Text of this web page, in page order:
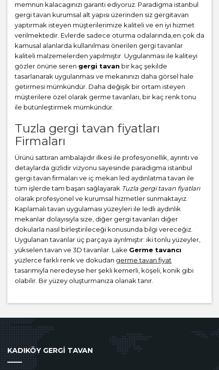
memnun kalacagınızı garanti ediyoruz. Paradigma istanbul
gergi tavan kurumsal alt yapısı üzerinden siz gergitavan
yaptırmak isteyen müşterilerimize kaliteli ve en iyi hizmet
verilmektedir. Evlerde sadece oturma odalarında,en çok da
kamusal alanlarda kullanılması önerilen gergi tavanlar
kaliteli malzemelerden yapılmıştır. Uygulanması ile kaliteyi
gözler önüne seren gergi tavan bir kaç şekilde
tasarlanarak uygulanması ve mekanınızı daha görsel hale
getirmesi mümkündür. Daha değişik bir ortam isteyen
müşterilere özel olarak germe tavanları, bir kaç renk tonu
ile bütünleştirmek mümkündür.
Tuzla gergi tavan fiyatları
Firmaları
Ürünü sattıran ambalajıdır ilkesi ile profesyonellik, ayrıntı ve
detaylarda gizlidir vizyonu sayesinde paradigma istanbul
gergi tavan firmaları ve iç mekan led aydınlatma tavan ile
tüm işlerde tam başarı sağlayarak Tuzla gergi tavan fiyatları
olarak profesyonel ve kurumsal hizmetler sunmaktayız.
Kaplamalı tavan uygulaması yüzeyleri ile ledli aydınlık
mekanlar dolayısıyla size, diğer gergi tavanları diğer
dokularla nasıl birleştirileceği konusunda bilgi vereceğiz.
Uygulanan tavanlar üç parçaya ayrılmıştır: iki tonlu yüzeyler,
yükselen tavan ve 3D tavanlar. Lake Germe tavancı
yüzlerce farklı renk ve dokudan germe tavan fiyat
tasarımıyla neredeyse her şekli kemerli, köşeli, konik gibi
olabilir. Bir yüzey oluşturmanıza olanak tanır.
KADIKÖY GERGİ TAVAN